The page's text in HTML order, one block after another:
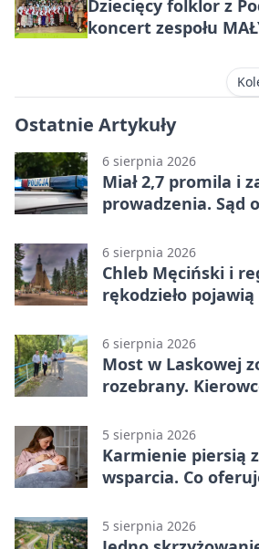
Dziecięcy folklor z
koncert zespołu
Ostatnie Artykuły
6 sierpnia 2026
Miał 2,7 promila i
prowadzenia. Sąd
6 sierpnia 2026
Chleb Męciński i
rękodzieło
6 sierpnia 2026
Most w Laskowej
rozebrany.
5 sierpnia 2026
Karmienie piersią
wsparcia. Co
5 sierpnia 2026